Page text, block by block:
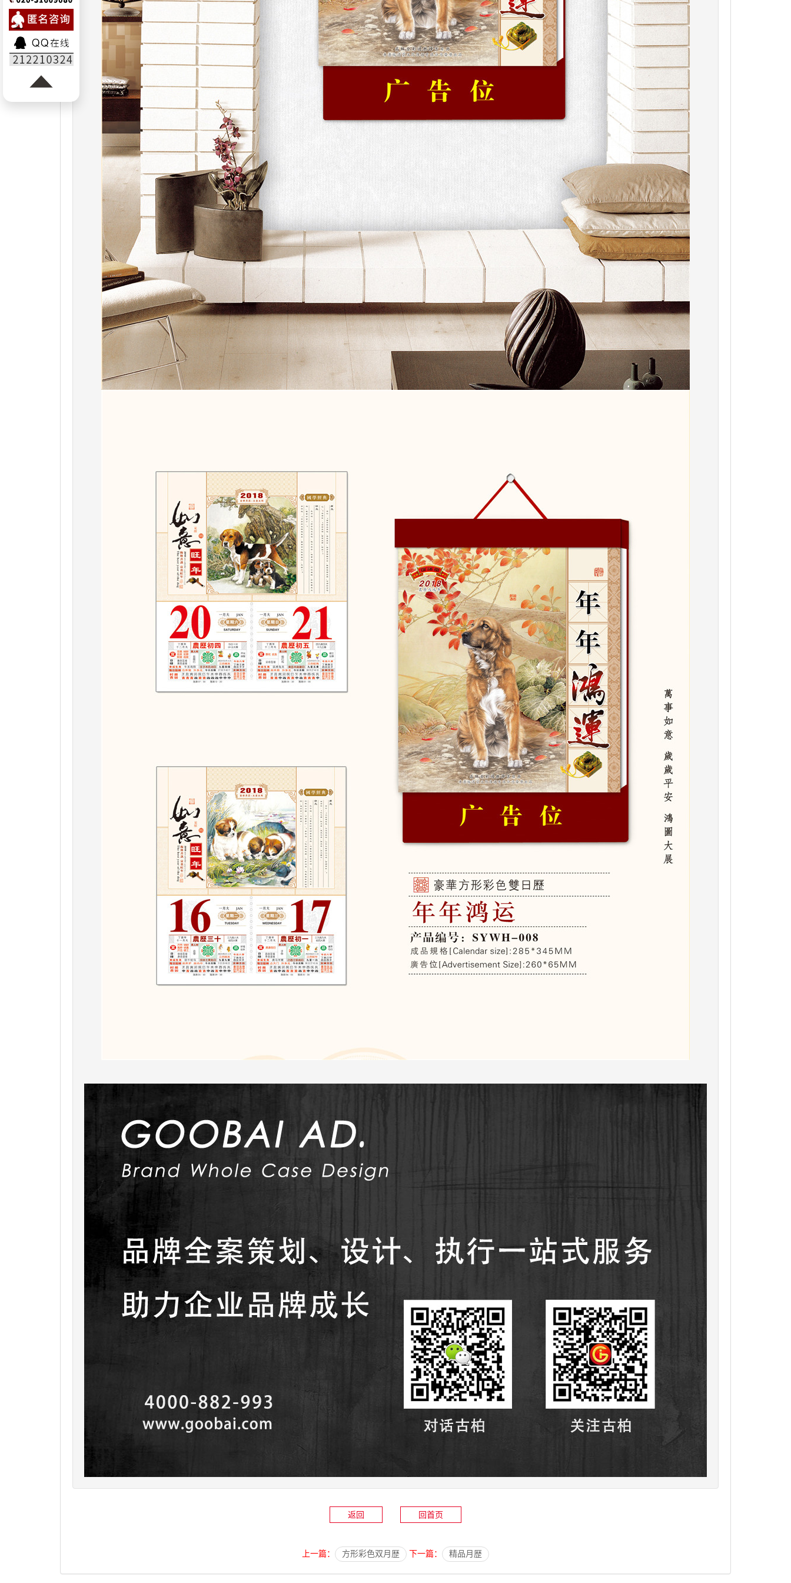
返回 回首页
上一篇： 方形彩色双月歴 下一篇： 精品月歴